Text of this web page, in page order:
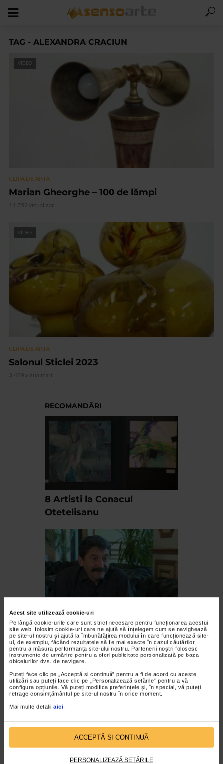
Acest site utilizează cookie-uri
Pe lângă cookie-urile care sunt strict necesare pentru funcționarea acestui
site web, folosim cookie-uri care ne ajută să înțelegem cum se navighează
pe site-ul nostru și ajută la îmbunătățirea modului în care funcționează site-
ul, de exemplu, făcând rezultatele să fie mai exacte în cazul căutărilor,
pentru a măsura performanța site-ului nostru. Partenerii noștri folosesc
instrumente de urmărire pentru a oferi publicitate personalizată pe baza
obiceiurilor dvs. de navigare.
Puteți face clic pe „Acceptă si continuă” pentru a fi de acord cu aceste
utilizări sau puteți face clic pe „Personalizează setările” pentru a vă
configura opțiunile. Vă puteți modifica preferințele și, în special, vă puteți
retrage consimțământul pe site-ul nostru în orice moment.
Mai multe detalii aici.
ACCEPTĂ SI CONTINUĂ
PERSONALIZEAZĂ SETĂRILE
TAG - ALEXANDRA CRACIUN
VIDEO
CLIPA DE ARTA
Marian Gheorghe – 100 de lămpi
11.752 vizualizari
VIDEO
CLIPA DE ARTA
Salonul Sticlei 2023
3.489 vizualizari
RECOMANDĂRI
8 Artisti la Conacul
Otetelisanu
Monumentul de la Straja.
Monumentul nimanui si al
tuturor
Pictori romani – pictorul
Alexandru Ciucurencu